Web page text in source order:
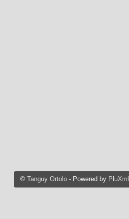
© Tanguy Ortolo- Powered by PluXml